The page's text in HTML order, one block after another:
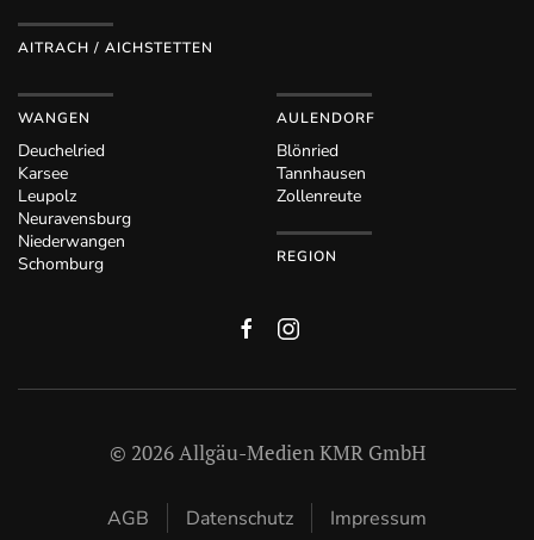
AITRACH / AICHSTETTEN
WANGEN
Deuchelried
Karsee
Leupolz
Neuravensburg
Niederwangen
Schomburg
AULENDORF
Blönried
Tannhausen
Zollenreute
REGION
© 2026Allgäu-Medien KMR GmbH
AGB Datenschutz Impressum